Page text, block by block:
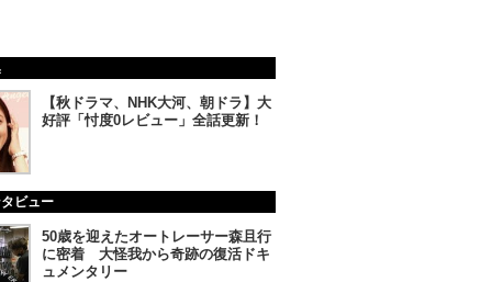
【秋ドラマ、NHK大河、朝ドラ】大
好評「忖度0レビュー」全話更新！
ビュー
50歳を迎えたオートレーサー森且行
に密着 大怪我から奇跡の復活ドキ
ュメンタリー